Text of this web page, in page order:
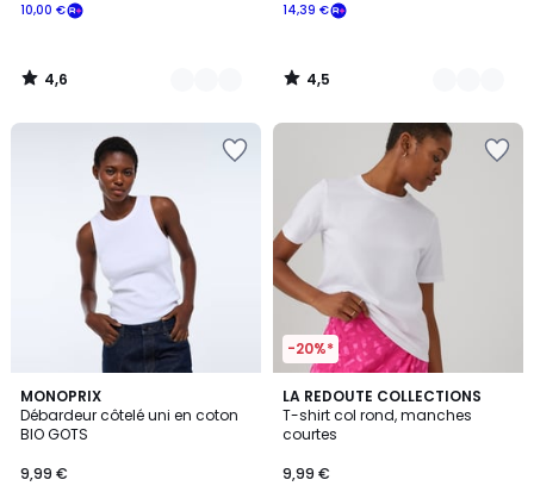
10,00 €
4,6
/
14,39 €
4,5
/
MONOPRIX
Débardeur côtelé uni en coton
BIO GOTS
9,99 €
3,5
/ 5
8
Couleurs
-20%*
LA REDOUTE COLLECTIONS
T-shirt col rond, manches
courtes
9,99 €
4,6
/ 5
4
Couleurs